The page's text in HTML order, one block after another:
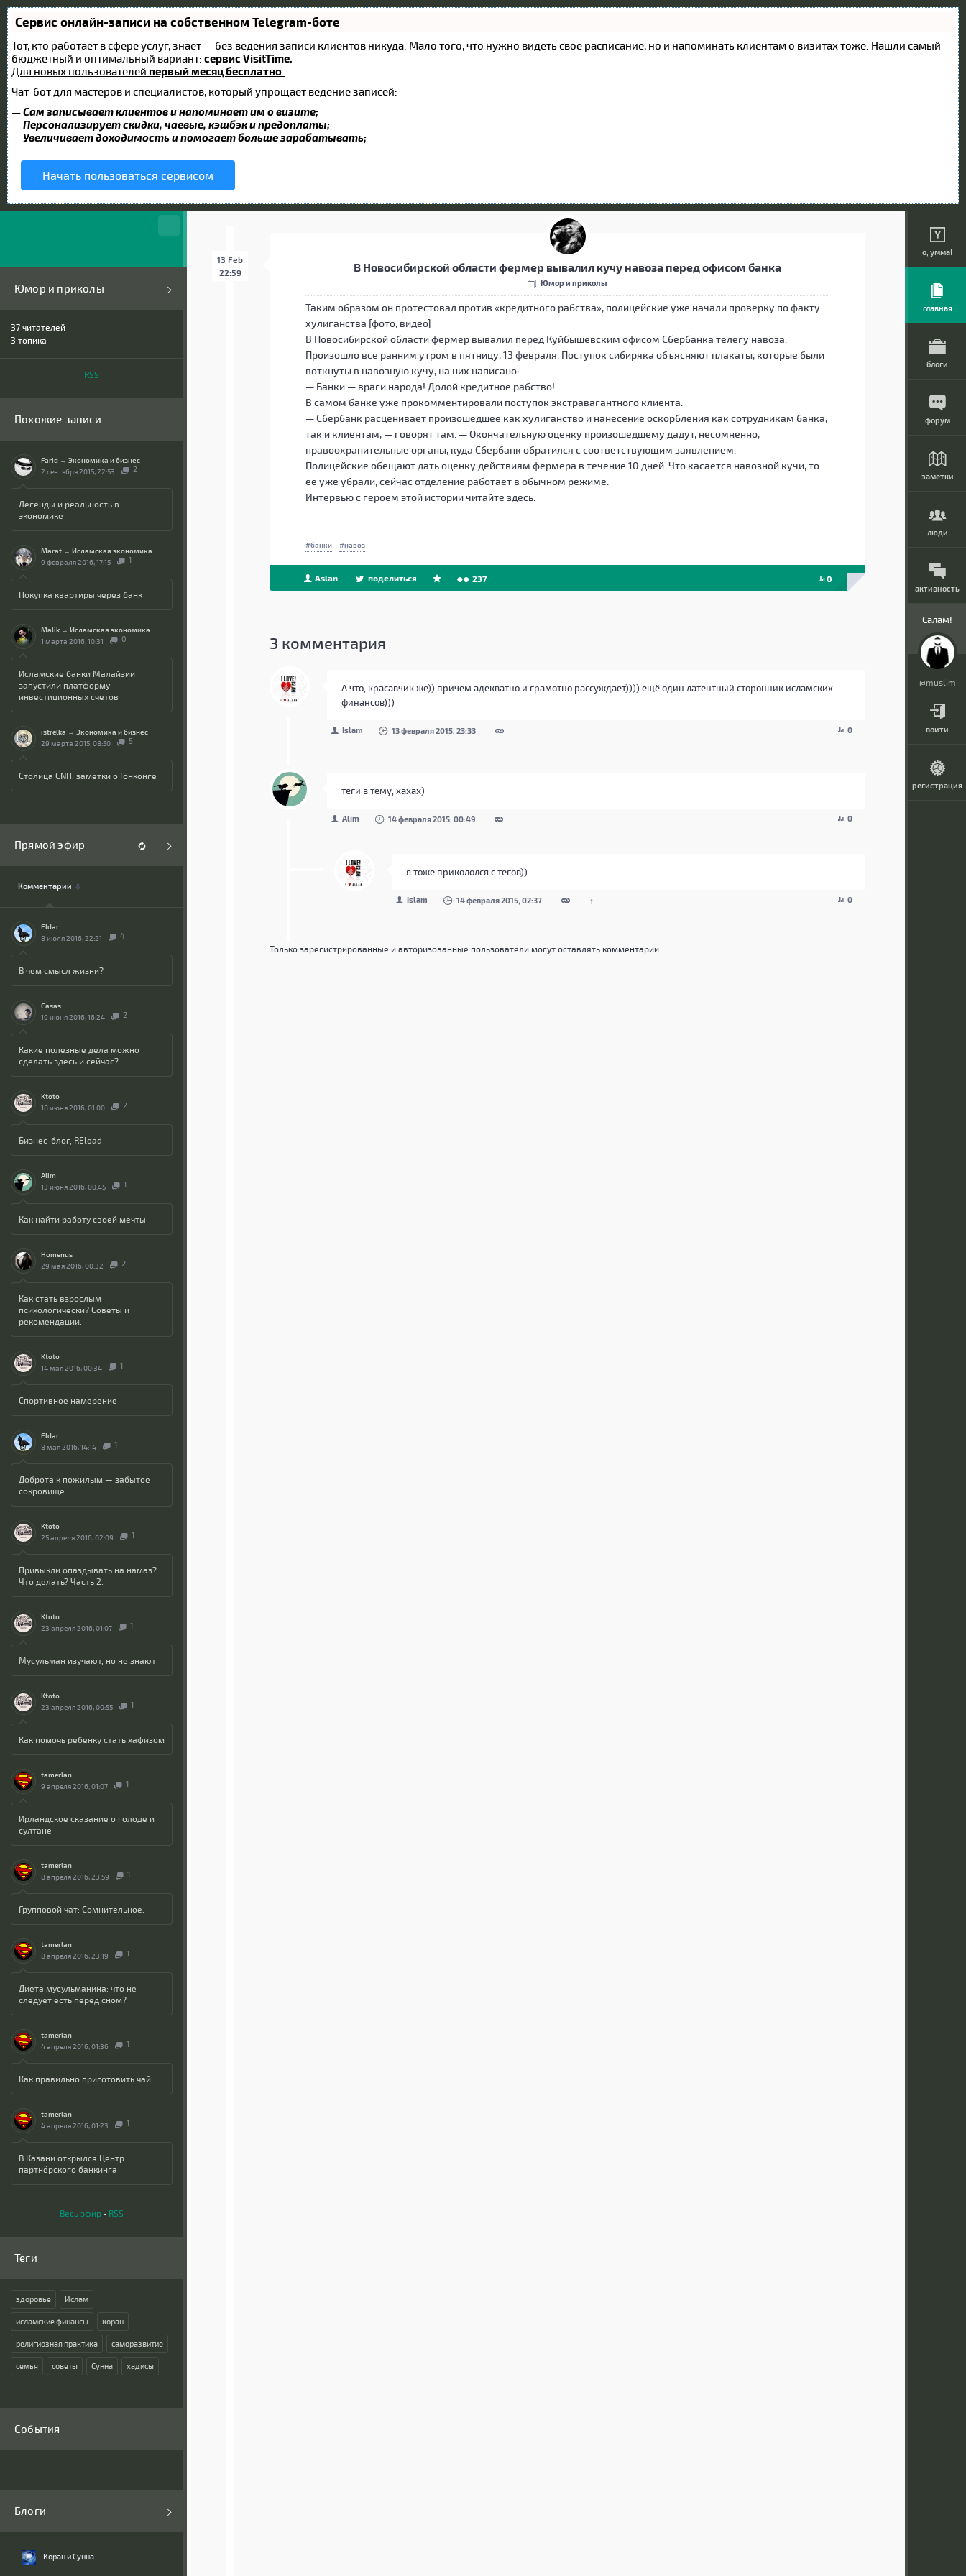
Сервис онлайн-записи на собственном Telegram-боте
Тот, кто работает в сфере услуг, знает — без ведения записи клиентов никуда. Мало того, что нужно видеть свое расписание, но и напоминать клиентам о визитах тоже. Нашли самый
бюджетный и оптимальный вариант: сервис VisitTime.
Для новых пользователей первый месяц бесплатно
Чат-бот для мастеров и специалистов, который упрощает ведение записей:
—Сам записывает клиентов и напоминает им о визите;
—Персонализирует скидки, чаевые, кэшбэк и предоплаты;
— Увеличивает доходимость и помогает больше зарабатывать;
Начать пользоваться сервисом
Юмор и приколы
37 читателей
3 топика
RSS
Похожие записи
Farid → Экономика и бизнес
2 сентября 2015, 22:53
2
Легенды и реальность в
экономике
Marat → Исламская экономика
9 февраля 2016, 17:15
1
Покупка квартиры через банк
Malik → Исламская экономика
1 марта 2016, 10:31
0
Исламские банки Малайзии
запустили платформу
инвестиционных счетов
istrelka → Экономика и бизнес
29 марта 2015, 08:50
5
Столица CNH: заметки о Гонконге
Прямой эфир
Комментарии
Eldar
8 июля 2016, 22:21
4
В чем смысл жизни?
Casas
19 июня 2016, 16:24
2
Какие полезные дела можно
сделать здесь и сейчас?
Ktoto
18 июня 2016, 01:00
2
Бизнес-блог, REload
Alim
13 июня 2016, 00:45
1
Как найти работу своей мечты
Homenus
29 мая 2016, 00:32
2
Как стать взрослым
психологически? Советы и
рекомендации.
Ktoto
14 мая 2016, 00:34
1
Спортивное намерение
Eldar
8 мая 2016, 14:14
1
Доброта к пожилым — забытое
сокровище
Ktoto
25 апреля 2016, 02:09
1
Привыкли опаздывать на намаз?
Что делать? Часть 2.
Ktoto
23 апреля 2016, 01:07
1
Мусульман изучают, но не знают
Ktoto
23 апреля 2016, 00:55
1
Как помочь ребенку стать хафизом
tamerlan
9 апреля 2016, 01:07
1
Ирландское сказание о голоде и
султане
tamerlan
8 апреля 2016, 23:59
1
Групповой чат: Сомнительное.
tamerlan
8 апреля 2016, 23:19
1
Диета мусульманина: что не
следует есть перед сном?
tamerlan
4 апреля 2016, 01:36
1
Как правильно приготовить чай
tamerlan
4 апреля 2016, 01:23
1
В Казани открылся Центр
партнёрского банкинга
Весь эфир • RSS
Теги
здоровье Ислам
исламские финансы коран
религиозная практика саморазвитие
семья советы Сунна хадисы
События
Блоги
Коран и Сунна
о, умма!
главная
блоги
форум
заметки
люди
активность
Салам!
@muslim
войти
регистрация
13 Feb
22:59
В Новосибирской области фермер вывалил кучу навоза перед офисом банка
Юмор и приколы
Таким образом он протестовал против «кредитного рабства», полицейские уже начали проверку по факту
хулиганства [фото, видео]
В Новосибирскойобласти фермер вывалил перед Куйбышевским офисом Сбербанка телегу навоза.
Произошло все ранним утром в пятницу, 13 февраля. Поступок сибиряка объясняют плакаты, которые были
воткнуты в навозную кучу, на них написано:
— Банки — враги народа! Долой кредитное рабство!
В самом банке уже прокомментировали поступок экстравагантного клиента:
— Сбербанк расценивает произошедшее как хулиганство и нанесение оскорбления как сотрудникам банка,
так и клиентам, — говорят там. — Окончательную оценку произошедшему дадут, несомненно,
правоохранительные органы, куда Сбербанк обратился с соответствующим заявлением.
Полицейские обещают дать оценку действиям фермера в течение 10 дней. Что касается навозной кучи, то
ее уже убрали, сейчас отделение работает в обычном режиме.
Интервью с героем этой истории читайте здесь.
банки навоз
Aslan поделиться 0
237
3 комментария
А что, красавчик же)) причем адекватно и грамотно рассуждает)))) ещё один латентный сторонник исламских
финансов)))
Islam 13 февраля 2015, 23:33 0
теги в тему, хахах)
Alim 14 февраля 2015, 00:49 0
я тоже прикололся с тегов))
Islam 14 февраля 2015, 02:37 0
↑
Только зарегистрированные и авторизованные пользователи могут оставлять комментарии.